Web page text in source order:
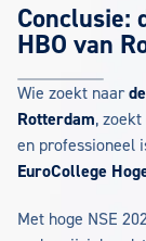
Conclusie:
HBO van
Wie zoekt naar
Rotterdam,
en professioneel
EuroCollege
Met hoge NSE